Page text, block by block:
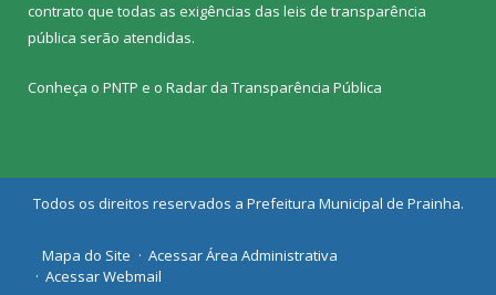
contrato que todas as exigências das leis de transparência
pública serão atendidas.
Conheça o PNTP e o Radar da Transparência Pública
Todos os direitos reservados a Prefeitura Municipal de Prainha.
Mapa do Site
Acessar Área Administrativa
Acessar Webmail